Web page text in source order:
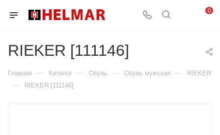
0
RIEKER [111146]
Главная — Каталог — Обувь — Обувь мужская — RIEKER
— RIEKER [111146]